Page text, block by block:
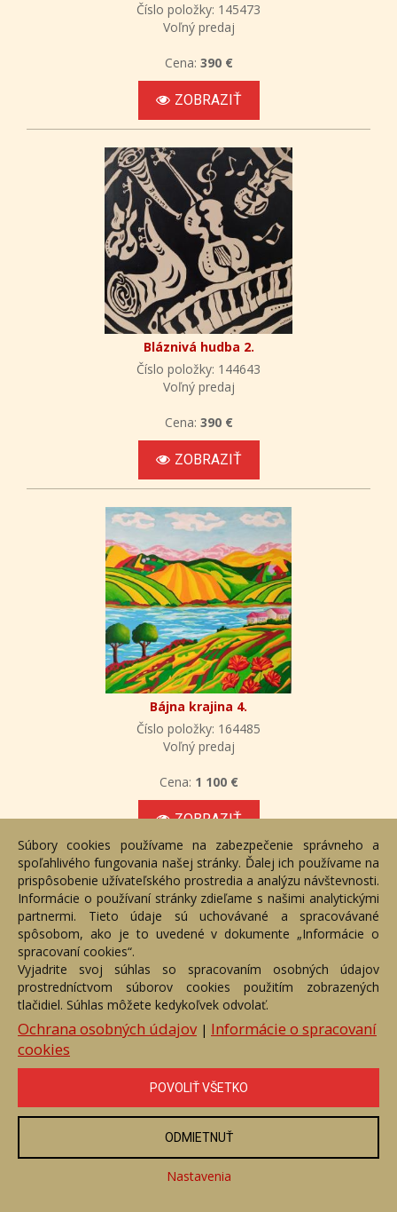
Číslo položky: 145473
Voľný predaj
Cena: 390 €
ZOBRAZIŤ
Bláznivá hudba 2.
Číslo položky: 144643
Voľný predaj
Cena: 390 €
ZOBRAZIŤ
Bájna krajina 4.
Číslo položky: 164485
Voľný predaj
Cena: 1 100 €
ZOBRAZIŤ
Bájna krajina 3.
Číslo položky: 165580
Voľný predaj
Cena:1 200 €
ZOBRAZIŤ
Súbory cookies používame na zabezpečenie správneho a
spoľahlivého fungovania našej stránky. Ďalej ich používame na
prispôsobenie užívateľského prostredia a analýzu návštevnosti.
Informácie o používaní stránky zdieľame s našimi analytickými
partnermi. Tieto údaje sú uchovávané a spracovávané
spôsobom, ako je to uvedené v dokumente „Informácie o
spracovaní cookies“.
Vyjadrite svoj súhlas so spracovaním osobných údajov
prostredníctvom súborov cookies použitím zobrazených
tlačidiel. Súhlas môžete kedykoľvek odvolať.
Ochrana osobných údajov| Informácie o spracovaní
cookies
POVOLIŤ VŠETKO
ODMIETNUŤ
Nastavenia